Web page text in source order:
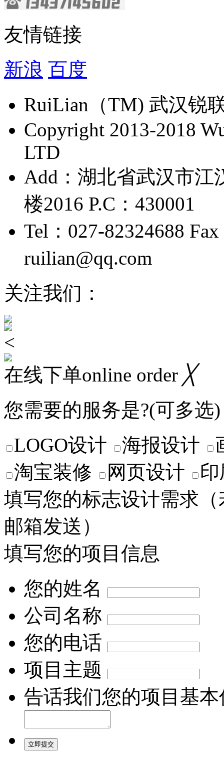
友情链接
新浪 百度
​RuiLian（TM) 武汉锐
Copyright 2013-2018
LTD
Add：湖北省武汉市江
楼2016 P.C：430001
Tel：027-82324688
ruilian@qq.com
关注我们：
<
在线下单online order ╳
您需要的服务是?(可多选)
LOGO设计
海报设计
淘宝装修
网页设计
填写您的标志设计需求
邮箱发送）
填写您的项目信息
您的姓名
公司名称
您的电话
项目主题
告话我们您的项目基本